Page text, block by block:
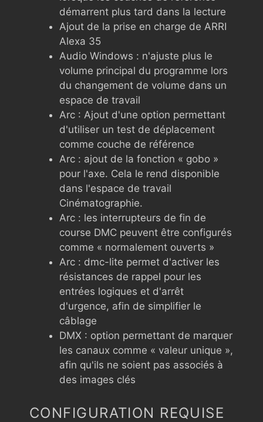
démarrent plus tard dans la lecture
Ajout de la prise en charge de ARRI
Alexa 35
Audio Windows : n'ajuste plus le
volume principal du programme lors
du changement de volume dans un
espace de travail
Arc : Ajout d'une option permettant
d'utiliser un test de déplacement
comme couche de référence
Arc : ajout de la fonction « gobo »
pour l'axe. Cela le rend disponible
dans l'espace de travail
Cinématographie.
Arc : les interrupteurs de fin de
course DMC peuvent être configurés
comme « normalement ouverts »
Arc : dmc-lite permet d'activer les
résistances de rappel pour les
entrées logiques et d'arrêt
d'urgence, afin de simplifier le
câblage
DMX : option permettant de marquer
les canaux comme « valeur unique »,
afin qu'ils ne soient pas associés à
des images clés
CONFIGURATION REQUISE